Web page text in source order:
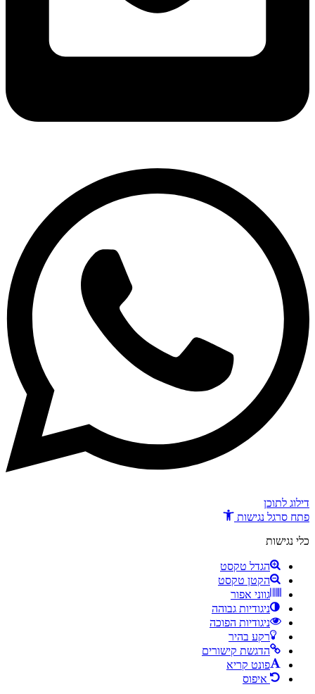
דילוג לתוכן
פתח סרגל נגישות
כלי נגישות
הגדל טקסט
הקטן טקסט
גווני אפור
ניגודיות גבוהה
ניגודיות הפוכה
רקע בהיר
הדגשת קישורים
פונט קריא
איפוס